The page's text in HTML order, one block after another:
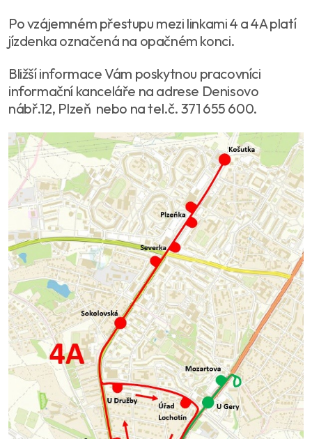
Po vzájemném přestupu mezi linkami 4 a 4A platí
jízdenka označená na opačném konci.
Bližší informace Vám poskytnou pracovníci
informační kanceláře na adrese Denisovo
nábř.12, Plzeň nebo na tel.č. 371 655 600.